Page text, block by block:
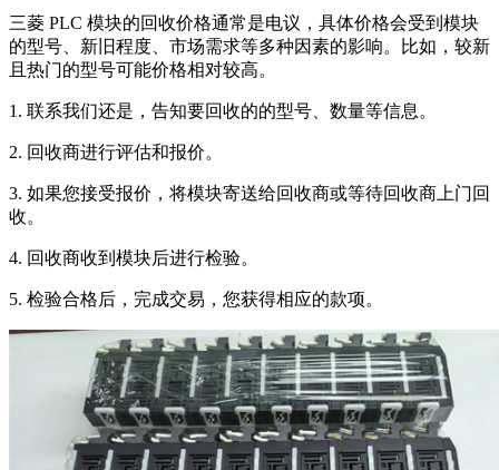
三菱 PLC 模块的回收价格通常是电议，具体价格会受到模块
的型号、新旧程度、市场需求等多种因素的影响。比如，较新
且热门的型号可能价格相对较高。
1. 联系我们还是，告知要回收的的型号、数量等信息。
2. 回收商进行评估和报价。
3. 如果您接受报价，将模块寄送给回收商或等待回收商上门回
收。
4. 回收商收到模块后进行检验。
5. 检验合格后，完成交易，您获得相应的款项。